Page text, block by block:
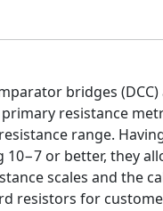
bridges (DCC)
resistance
range.
10−7 or better, they
scales and the
resistors for